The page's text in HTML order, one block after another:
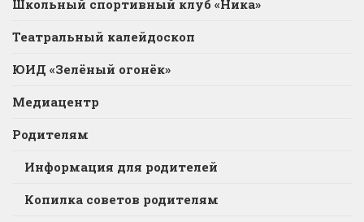
Школьный спортивный клуб «Ника»
Театральный калейдоскоп
ЮИД «Зелёный огонёк»
Медиацентр
Родителям
Информация для родителей
Копилка советов родителям